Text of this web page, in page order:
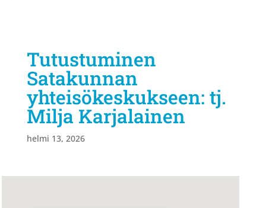
Tutustuminen
Satakunnan
yhteisökeskukseen: tj.
Milja Karjalainen
helmi 13, 2026